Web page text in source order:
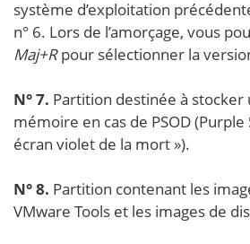
système d’exploitation
n° 6. Lors de l’amorçage, vous
Maj+Rpour sélectionner la
N° 7. Partition destinée à stocker
mémoire en cas de PSOD
écran violet de la mort »).
N° 8. Partition contenant les
VMware Tools et les images de